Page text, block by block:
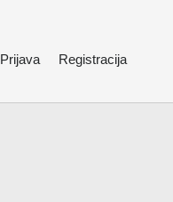
Prijava Registracija